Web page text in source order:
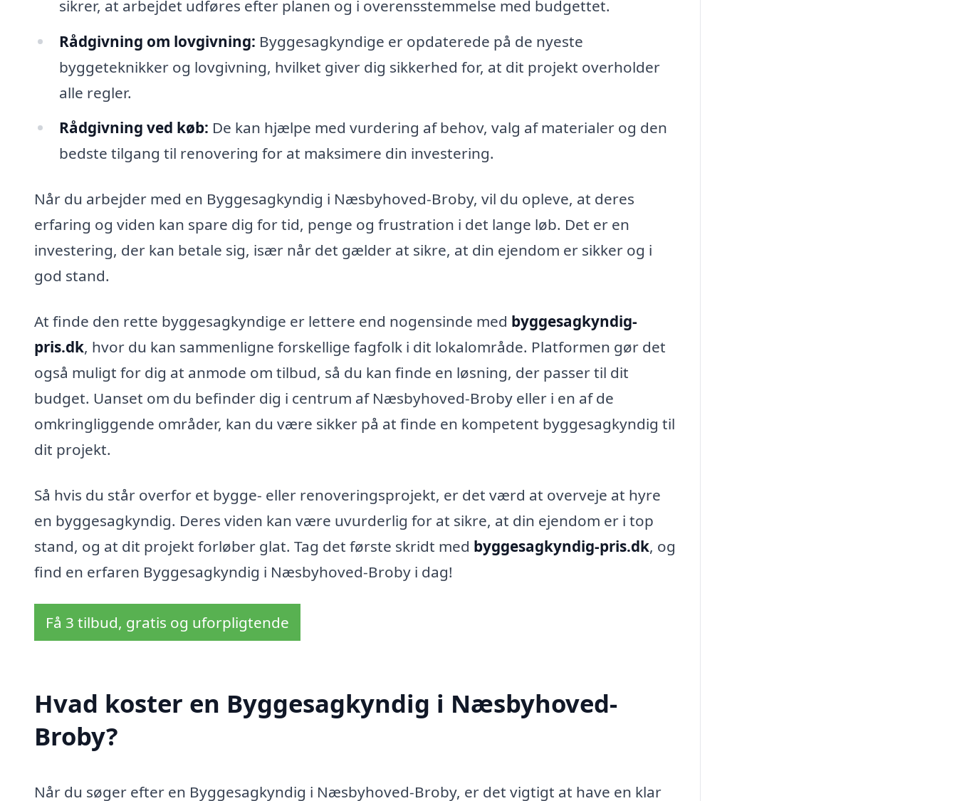
sikrer, at arbejdet udføres efter planen og i overensstemmelse med budgettet.
Rådgivning om lovgivning: Byggesagkyndige er opdaterede på de nyeste
byggeteknikker og lovgivning, hvilket giver dig sikkerhed for, at dit projekt overholder
alle regler.
Rådgivning ved køb: De kan hjælpe med vurdering af behov, valg af materialer og den
bedste tilgang til renovering for at maksimere din investering.
Når du arbejder med en Byggesagkyndig i Næsbyhoved-Broby, vil du opleve, at deres
erfaring og viden kan spare dig for tid, penge og frustration i det lange løb. Det er en
investering, der kan betale sig, især når det gælder at sikre, at din ejendom er sikker og i
god stand.
At finde den rette byggesagkyndige er lettere end nogensinde med byggesagkyndig-
pris.dk, hvor du kan sammenligne forskellige fagfolk i dit lokalområde. Platformen gør det
også muligt for dig at anmode om tilbud, så du kan finde en løsning, der passer til dit
budget. Uanset om du befinder dig i centrum af Næsbyhoved-Broby eller i en af de
omkringliggende områder, kan du være sikker på at finde en kompetent byggesagkyndig til
dit projekt.
Så hvis du står overfor et bygge- eller renoveringsprojekt, er det værd at overveje at hyre
en byggesagkyndig. Deres viden kan være uvurderlig for at sikre, at din ejendom er i top
stand, og at dit projekt forløber glat. Tag det første skridt med byggesagkyndig-pris.dk, og
find en erfaren Byggesagkyndig i Næsbyhoved-Broby i dag!
Få 3 tilbud, gratis og uforpligtende
Hvad koster en Byggesagkyndig i Næsbyhoved-
Broby?
Når du søger efter en Byggesagkyndig i Næsbyhoved-Broby, er det vigtigt at have en klar